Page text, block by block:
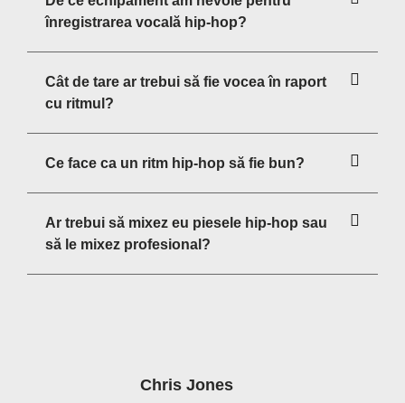
înregistrarea vocală hip-hop?
Cât de tare ar trebui să fie vocea în raport
cu ritmul?
Ce face ca un ritm hip-hop să fie bun?
Ar trebui să mixez eu piesele hip-hop sau
să le mixez profesional?
Chris Jones